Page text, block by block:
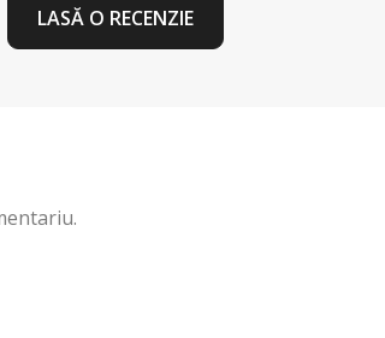
LASĂ O RECENZIE